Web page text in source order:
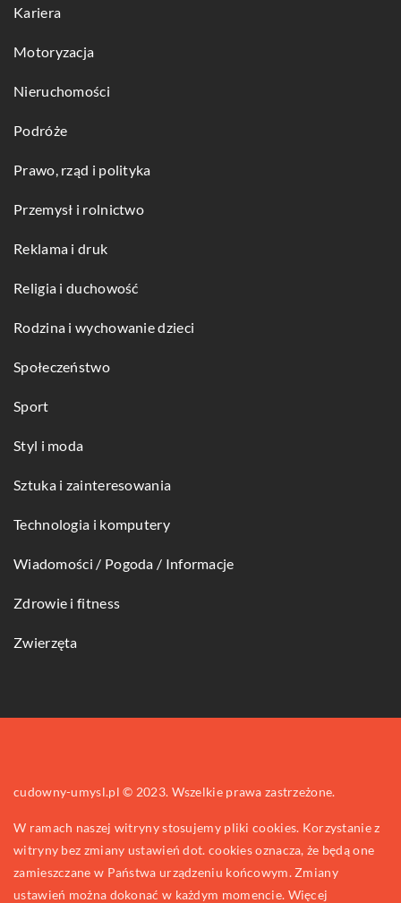
Kariera
Motoryzacja
Nieruchomości
Podróże
Prawo, rząd i polityka
Przemysł i rolnictwo
Reklama i druk
Religia i duchowość
Rodzina i wychowanie dzieci
Społeczeństwo
Sport
Styl i moda
Sztuka i zainteresowania
Technologia i komputery
Wiadomości / Pogoda / Informacje
Zdrowie i fitness
Zwierzęta
cudowny-umysl.pl © 2023. Wszelkie prawa zastrzeżone.
W ramach naszej witryny stosujemy pliki cookies. Korzystanie z
witryny bez zmiany ustawień dot. cookies oznacza, że będą one
zamieszczane w Państwa urządzeniu końcowym. Zmiany
ustawień można dokonać w każdym momencie. Więcej